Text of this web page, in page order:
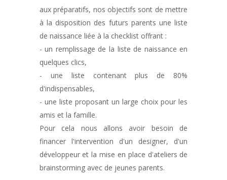
aux préparatifs, nos objectifs sont de mettre
à la disposition des futurs parents une liste
de naissance liée à la checklist offrant :
- un remplissage de la liste de naissance en
quelques clics,
- une liste contenant plus de 80%
d'indispensables,
- une liste proposant un large choix pour les
amis et la famille.
Pour cela nous allons avoir besoin de
financer l'intervention d'un designer, d'un
développeur et la mise en place d'ateliers de
brainstorming avec de jeunes parents.